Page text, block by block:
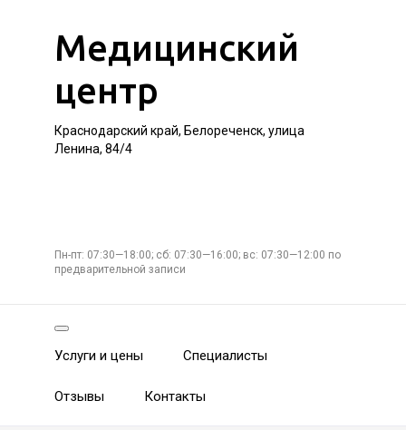
Медицинский
центр
Краснодарский край, Белореченск, улица
Ленина, 84/4
Пн-пт: 07:30—18:00; сб: 07:30—16:00; вс: 07:30—12:00 по
предварительной записи
Услуги и цены Специалисты
Отзывы Контакты